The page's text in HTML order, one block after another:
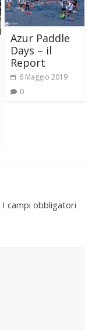
Azur Paddle
Days – il
Report
6 Maggio 2019
0
I campi obbligatori